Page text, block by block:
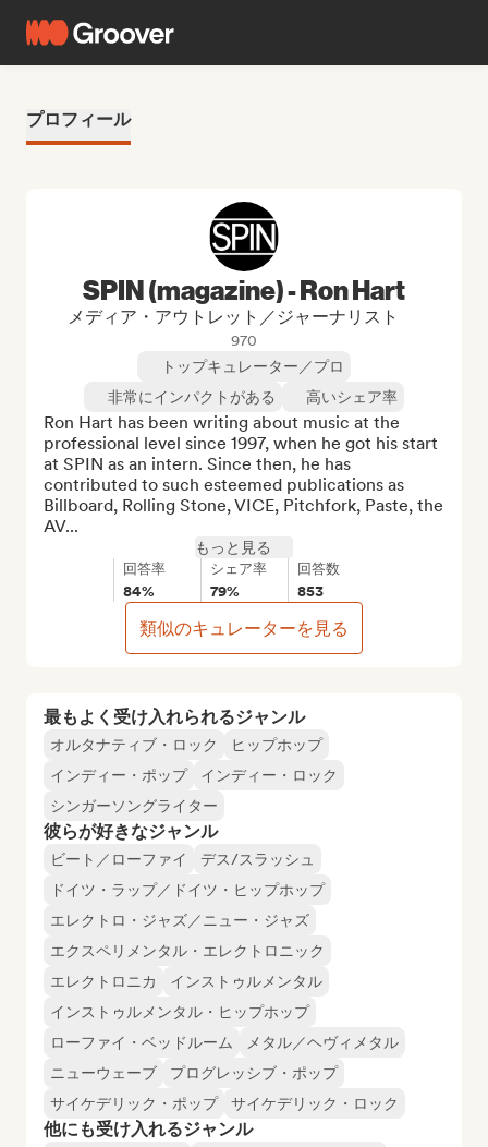
プロフィール
最もよく受け入れられるジャンル
オルタナティブ・ロック
ヒップホップ
インディー・ポップ
インディー・ロック
シンガーソングライター
彼らが好きなジャンル
ビート／ローファイ
デス/スラッシュ
ドイツ・ラップ／ドイツ・ヒップホップ
エレクトロ・ジャズ／ニュー・ジャズ
エクスペリメンタル・エレクトロニック
エレクトロニカ
インストゥルメンタル
インストゥルメンタル・ヒップホップ
ローファイ・ベッドルーム
メタル／ヘヴィメタル
ニューウェーブ
プログレッシブ・ポップ
サイケデリック・ポップ
サイケデリック・ロック
他にも受け入れるジャンル
SPIN (magazine) - Ron Hart
メディア・アウトレット／ジャーナリスト
970
トップキュレーター／プロ
非常にインパクトがある
高いシェア率
Ron Hart has been writing about music at the
professional level since 1997, when he got his start
at SPIN as an intern. Since then, he has
contributed to such esteemed publications as
Billboard, Rolling Stone, VICE, Pitchfork, Paste, the
AV...
もっと見る
回答率
84%
シェア率
79%
回答数
853
類似のキュレーターを見る